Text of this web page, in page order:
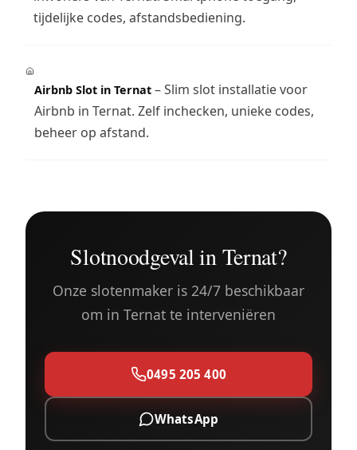
tijdelijke codes, afstandsbediening.
Airbnb Slot in Ternat– Slim slot installatie voor
Airbnb in Ternat. Zelf inchecken, unieke codes,
beheer op afstand.
Slotnoodgeval in Ternat?
Onze slotenmaker is 24/7 beschikbaar
om in Ternat te interveniëren
0495 205 400
WhatsApp